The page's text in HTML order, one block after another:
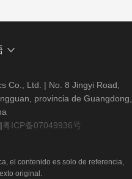
Co., Ltd. | No. 8 Jingyi Road,
provincia de Guangdong,
|粤ICP备07049936号
el contenido es solo de referencia,
original.